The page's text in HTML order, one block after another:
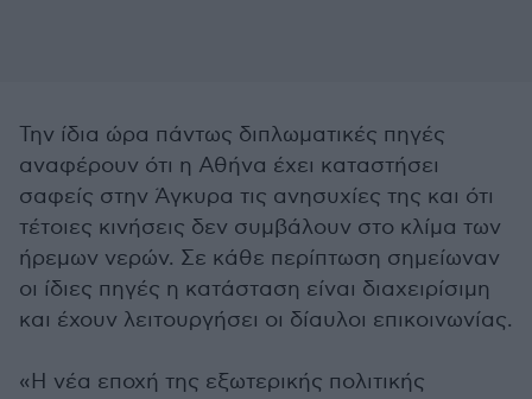
Την ίδια ώρα πάντως διπλωματικές πηγές
αναφέρουν ότι η Αθήνα έχει καταστήσει
σαφείς στην Άγκυρα τις ανησυχίες της και ότι
τέτοιες κινήσεις δεν συμβάλουν στο κλίμα των
ήρεμων νερών. Σε κάθε περίπτωση σημείωναν
οι ίδιες πηγές η κατάσταση είναι διαχειρίσιμη
και έχουν λειτουργήσει οι δίαυλοι επικοινωνίας.
«Η νέα εποχή της εξωτερικής πολιτικής